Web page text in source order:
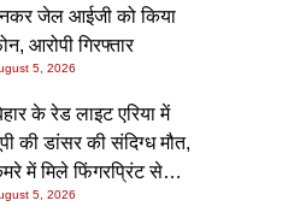
जेल आईजी को किया
आरोपी गिरफ्तार
5, 2026
के रेड लाइट एरिया में
की डांसर की संदिग्ध मौत,
में मिले फिंगरप्रिंट से
तक पहुंचने की कोशिश
5, 2026